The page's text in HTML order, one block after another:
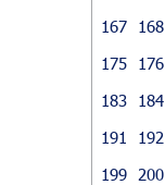
167
168
175
176
183
184
191
192
199
200